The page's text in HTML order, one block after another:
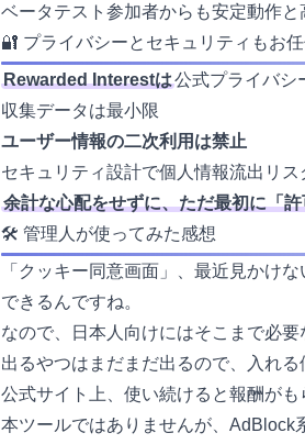
ベータテスト参加者からも安定動作と
🔐 プライバシーとセキュリティもお
Rewarded Interestは公式プライバシ
収集データは最小限
ユーザー情報の二次利用は禁止
セキュリティ設計で個人情報流出リス
余計な心配をせずに、ただ最初に「
🛠 管理人が使ってみた感想
「クッキー同意画面」、最近見かけ
できるんですね。
なので、日本人向けにはそこまで必
出るやつはまだまだ出るので、入れる
公式サイト上、使い続けると報酬が
本ツールではありませんが、AdBlock